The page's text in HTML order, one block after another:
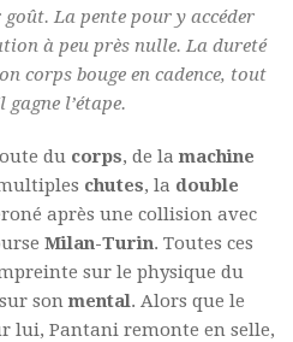
La pente pour y accéder
à peu près nulle. La dureté
corps bouge en cadence, tout
l’étape.
du corps, de lamachine
chutes, la double
après une collision avec
Milan-Turin. Toutes ces
sur le physique du
sonmental. Alors que le
lui, Pantani remonte en selle,